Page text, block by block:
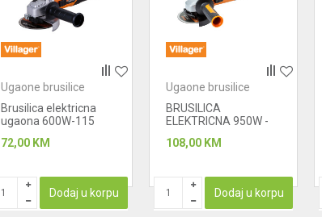
Ugaone brusilice
Brusilica elektricna
ugaona 600W-115
72,00 KM
Dodaj u korpu
Ugaone brusilice
BRUSILICA
ELEKTRICNA 950W -
409
108,00 KM
Dodaj u korpu